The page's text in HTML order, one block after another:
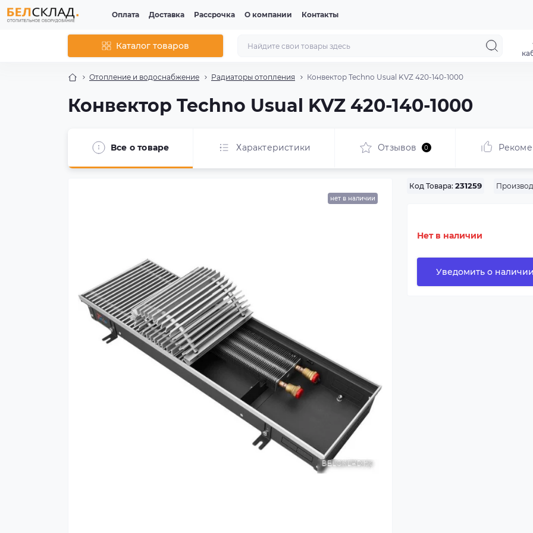
Оплата Доставка Рассрочка О компании Контакты
Каталог товаров
Отопление и водоснабжение Радиаторы отопления Конвектор Techno Usual KVZ 420-140-1000
Конвектор Techno Usual KVZ 420-140-1000
Все о товаре Характеристики Отзывов 0
нет в наличии
Код Товара: 231259
Нет в наличии
Уведомить о